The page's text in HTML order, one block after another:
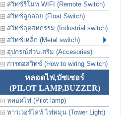
สวิทช์รีโมท WIFI (Remote Switch)
สวิทช์ลูกลอย (Float Switch)
สวิทช์อุตสหกรรม (Industrial switch)
สวิทช์เหล็ก (Metal switch)
อุปกรณ์ส่วนเสริม (Accesories)
การต่อสวิทช์ (How to wiring Switch)
หลอดไฟ,บัซเซอร์
(PILOT LAMP,BUZZER)
หลอดไฟ (Pilot lamp)
ทาวเวอร์ไลท์ ไฟหมุน (Tower Light)